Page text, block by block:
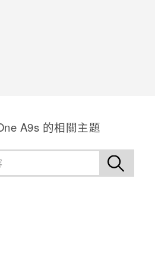
A9s 的相關主題